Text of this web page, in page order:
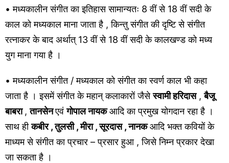
• मध्यकालीन संगीत का इतिहास सामान्यतः 8 वीं से 18 वीं सदी के
काल को मध्यकाल माना जाता है , किन्तु संगीत की दृष्टि से संगीत
रत्नाकर के बाद अर्थात् 13 वीं से 18 वीं सदी के कालखण्ड को मध्य
युग माना गया है ।
• मध्यकालीन संगीत / मध्यकाल को संगीत का स्वर्ण काल भी कहा
जाता है । इसमें संगीत के महान् कलाकारों जैसेस्वामी हरिदास,बैजू
बाबरा ,तानसेनएवंगोपाल नायकआदि का प्रमुख योगदान रहा है ।
साथ हीकबीर , तुलसी , मीरा , सूरदास , नानकआदि भक्त कवियों के
माध्यम से संगीत का प्रचार – प्रसार हुआ , जिसे निम्न प्रकार देखा
जा सकता है ।